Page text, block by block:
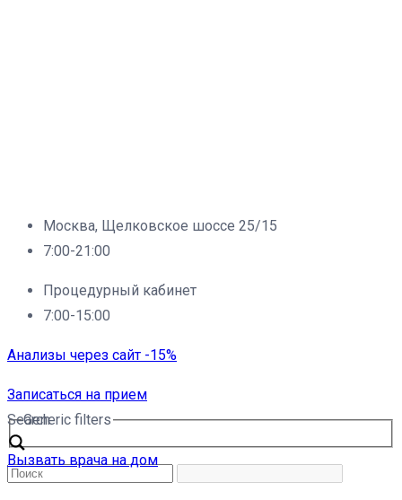
Москва, Щелковское шоссе 25/15
7:00-21:00
Процедурный кабинет
7:00-15:00
Анализы через сайт -15%
Записаться на прием
Search
Generic filters
Вызвать врача на дом